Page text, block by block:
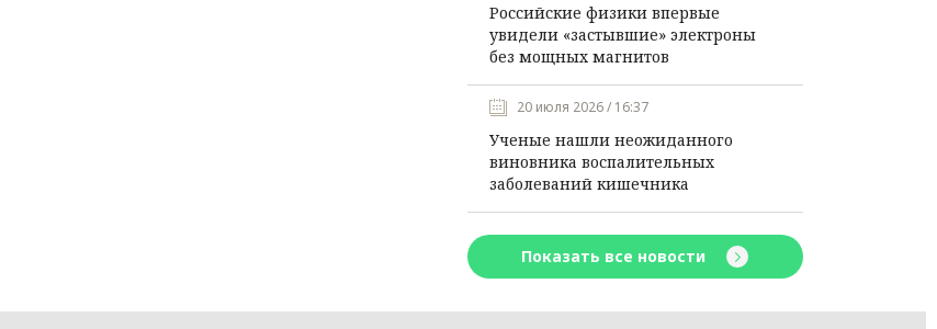
Российские физики впервые
увидели «застывшие» электроны
без мощных магнитов
20 июля 2026 / 16:37
Ученые нашли неожиданного
виновника воспалительных
заболеваний кишечника
Показать все новости